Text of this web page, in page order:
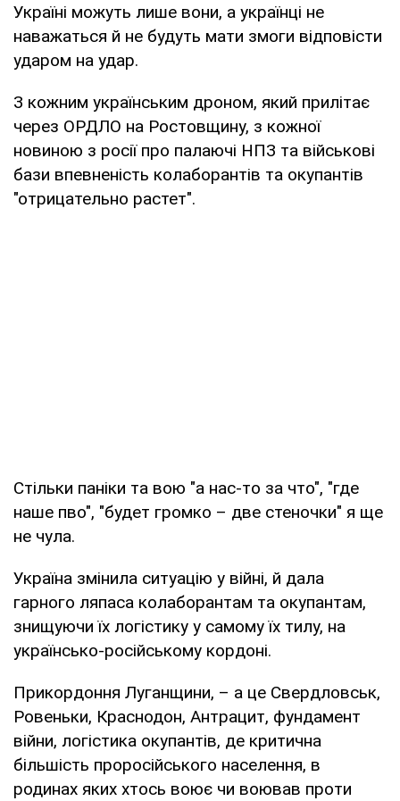
Україні можуть лише вони, а українці не
наважаться й не будуть мати змоги відповісти
ударом на удар.
З кожним українським дроном, який прилітає
через ОРДЛО на Ростовщину, з кожної
новиною з росії про палаючі НПЗ та військові
бази впевненість колаборантів та окупантів
"отрицательно растет".
Стільки паніки та вою "а нас-то за что", "где
наше пво", "будет громко – две стеночки" я ще
не чула.
Україна змінила ситуацію у війні, й дала
гарного ляпаса колаборантам та окупантам,
знищуючи їх логістику у самому їх тилу, на
українсько-російському кордоні.
Прикордоння Луганщини, – а це Свердловськ,
Ровеньки, Краснодон, Антрацит, фундамент
війни, логістика окупантів, де критична
більшість проросійського населення, в
родинах яких хтось воює чи воював проти